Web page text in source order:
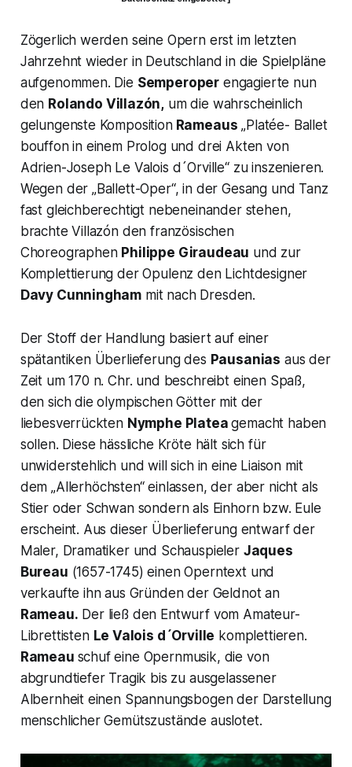
Zögerlich werden seine Opern erst im letzten
Jahrzehnt wieder in Deutschland in die Spielpläne
aufgenommen. Die Semperoper engagierte nun
den Rolando Villazón, um die wahrscheinlich
gelungenste KompositionRameaus „Platée- Ballet
bouffon in einem Prolog und drei Akten von
Adrien-Joseph Le Valois d´Orville“ zu inszenieren.
Wegen der „Ballett-Oper“, in der Gesang und Tanz
fast gleichberechtigt nebeneinander stehen,
brachte Villazón den französischen
Choreographen Philippe Giraudeau und zur
Komplettierung der Opulenz den Lichtdesigner
Davy Cunningham mit nach Dresden.
Der Stoff der Handlung basiert auf einer
spätantiken Überlieferung des Pausanias aus der
Zeit um 170 n. Chr. und beschreibt einen Spaß,
den sich die olympischen Götter mit der
liebesverrückten Nymphe Platea gemacht haben
sollen. Diese hässliche Kröte hält sich für
unwiderstehlich und will sich in eine Liaison mit
dem„Allerhöchsten“einlassen, der aber nicht als
Stier oder Schwan sondern als Einhorn bzw. Eule
erscheint. Aus dieser Überlieferung entwarf der
Maler, Dramatiker und Schauspieler Jaques
Bureau (1657-1745) einen Operntext und
verkaufte ihn aus Gründen der Geldnot an
Rameau. Der ließ den Entwurf vom Amateur-
Librettisten Le Valois d´Orville komplettieren.
Rameau schuf eine Opernmusik, die von
abgrundtiefer Tragik bis zu ausgelassener
Albernheit einen Spannungsbogen der Darstellung
menschlicher Gemütszustände auslotet.